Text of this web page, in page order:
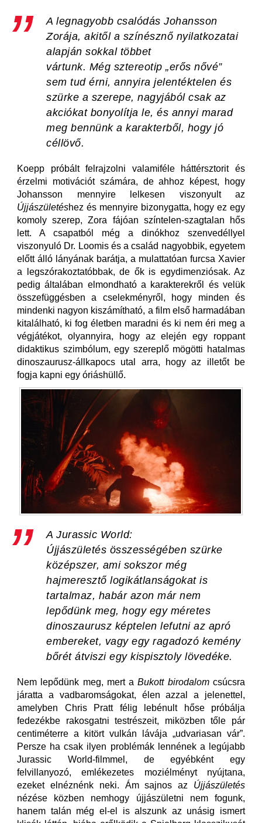
A legnagyobb csalódás Johansson
Zorája, akitől a színésznő nyilatkozatai
alapján sokkal többet
vártunk. Még sztereotip „erős nővé”
sem tud érni, annyira jelentéktelen és
szürke a szerepe, nagyjából csak az
akciókat bonyolítja le, és annyi marad
meg bennünk a karakterből, hogy jó
céllövő.
Koepp próbált felrajzolni valamiféle háttérsztorit és
érzelmi motivációt számára, de ahhoz képest, hogy
Johansson mennyire lelkesen viszonyult az
Újjászületéshez és mennyire bizonygatta, hogy ez egy
komoly szerep, Zora fájóan színtelen-szagtalan hős
lett. A csapatból még a dinókhoz szenvedéllyel
viszonyuló Dr. Loomis és a család nagyobbik, egyetem
előtt álló lányának barátja, a mulattatóan furcsa Xavier
a legszórakoztatóbbak, de ők is egydimenziósak. Az
pedig általában elmondható a karakterekről és velük
összefüggésben a cselekményről, hogy minden és
mindenki nagyon kiszámítható, a film első harmadában
kitalálható, ki fog életben maradni és ki nem éri meg a
végjátékot, olyannyira, hogy az elején egy roppant
didaktikus szimbólum, egy szereplő mögötti hatalmas
dinoszaurusz-állkapocs utal arra, hogy az illetőt be
fogja kapni egy óriáshüllő.
A Jurassic World:
Újjászületés összességében szürke
középszer, ami sokszor még
hajmeresztő logikátlanságokat is
tartalmaz, habár azon már nem
lepődünk meg, hogy egy méretes
dinoszaurusz képtelen lefutni az apró
embereket, vagy egy ragadozó kemény
bőrét átviszi egy kispisztoly lövedéke.
Nem lepődünk meg, mert aBukott birodalomcsúcsra
járatta a vadbaromságokat, élen azzal a jelenettel,
amelyben Chris Pratt félig lebénult hőse próbálja
fedezékbe rakosgatni testrészeit, miközben tőle pár
centiméterre a kitört vulkán lávája „udvariasan vár”.
Persze ha csak ilyen problémák lennének a legújabb
Jurassic World-filmmel, de egyébként egy
felvillanyozó, emlékezetes moziélményt nyújtana,
ezeket elnéznénk neki. Ám sajnos az Újjászületés
nézése közben nemhogy újjászületni nem fogunk,
hanem talán még el-el is alszunk az unásig ismert